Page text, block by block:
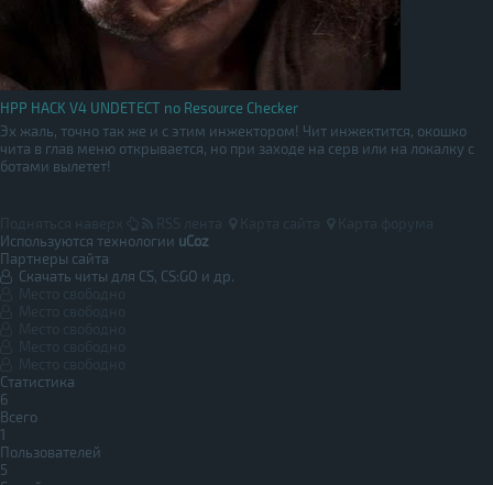
HPP HACK V4 UNDETECT no Resource Checker
Эх жаль, точно так же и с этим инжектором! Чит инжектится, окошко
чита в глав меню открывается, но при заходе на серв или на локалку с
ботами вылетет!
Используются технологии uCoz
Партнеры сайта
Скачать читы для CS, CS:GO и др.
Статистика
6
Всего
1
Пользователей
5